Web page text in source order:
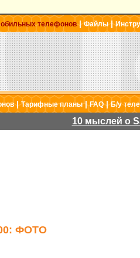
телефонов|Файлы|
|Тарифные планы|FAQ|Б/у
10 мыслей о
ФОТО